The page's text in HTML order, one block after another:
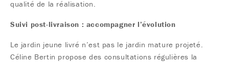
qualité de la réalisation.
Suivi post-livraison : accompagner l’évolution
Le jardin jeune livré n’est pas le jardin mature projeté.
Céline Bertin propose des consultations régulières la